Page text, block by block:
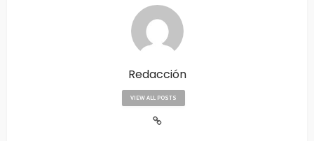
Redacción
VIEW ALL POSTS